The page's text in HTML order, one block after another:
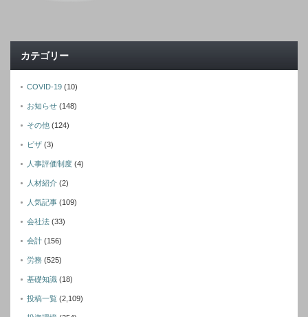
カテゴリー
COVID-19 (10)
お知らせ (148)
その他 (124)
ビザ (3)
人事評価制度 (4)
人材紹介 (2)
人気記事 (109)
会社法 (33)
会計 (156)
労務 (525)
基礎知識 (18)
投稿一覧 (2,109)